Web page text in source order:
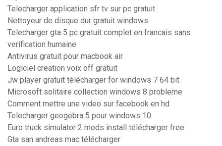
Telecharger application sfr tv sur pc gratuit
Nettoyeur de disque dur gratuit windows
Telecharger gta 5 pc gratuit complet en francais sans
verification humaine
Antivirus gratuit pour macbook air
Logiciel creation voix off gratuit
Jw player gratuit télécharger for windows 7 64 bit
Microsoft solitaire collection windows 8 probleme
Comment mettre une video sur facebook en hd
Telecharger geogebra 5 pour windows 10
Euro truck simulator 2 mods install télécharger free
Gta san andreas mac télécharger